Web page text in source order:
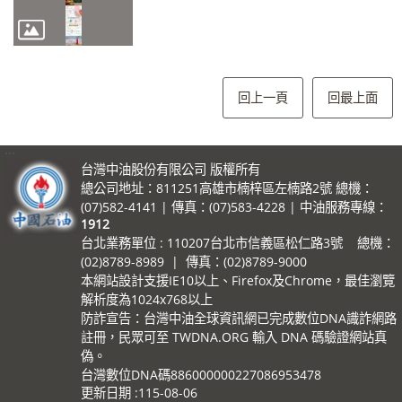
回上一頁 回最上面
台灣中油股份有限公司 版權所有
總公司地址：811251高雄市楠梓區左楠路2號 總機：
(07)582-4141 | 傳真：(07)583-4228 | 中油服務專線：
1912
台北業務單位 : 110207台北市信義區松仁路3號 總機：
(02)8789-8989 | 傳真：(02)8789-9000
本網站設計支援IE10以上、Firefox及Chrome，最佳瀏覽
解析度為1024x768以上
防詐宣告：台灣中油全球資訊網已完成數位DNA識詐網路
註冊，民眾可至 TWDNA.ORG 輸入 DNA 碼驗證網站真
偽。
台灣數位DNA碼886000000227086953478
更新日期 115-08-06